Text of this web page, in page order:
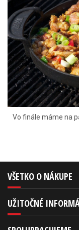
Vo finále máme na
VŠETKO O NÁKUPE
UŽITOČNÉ